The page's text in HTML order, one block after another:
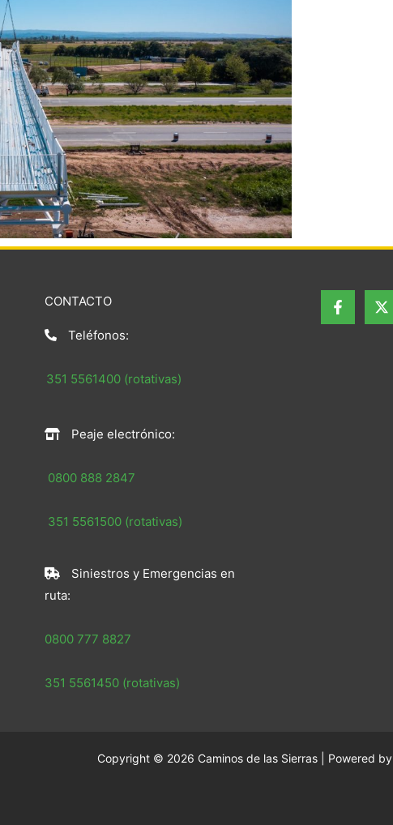
CONTACTO
Teléfonos:
351 5561400 (rotativas)
Peaje electrónico:
0800 888 2847
351 5561500 (rotativas)
Siniestros y Emergencias en
ruta:
0800 777 8827
351 5561450 (rotativas)
Copyright © 2026 Caminos de las Sierras | Powered by